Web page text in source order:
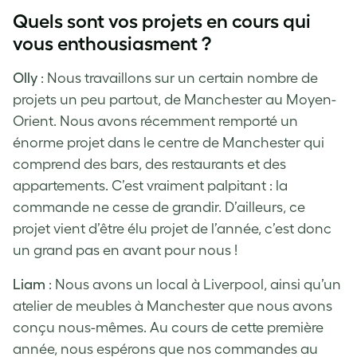
Quels sont vos projets en cours qui
vous enthousiasment ?
Olly : Nous travaillons sur un certain nombre de
projets un peu partout, de Manchester au Moyen-
Orient. Nous avons récemment remporté un
énorme projet dans le centre de Manchester qui
comprend des bars, des restaurants et des
appartements. C’est vraiment palpitant : la
commande ne cesse de grandir. D’ailleurs, ce
projet vient d’être élu projet de l’année, c’est donc
un grand pas en avant pour nous !
Liam : Nous avons un local à Liverpool, ainsi qu’un
atelier de meubles à Manchester que nous avons
conçu nous-mêmes. Au cours de cette première
année, nous espérons que nos commandes au